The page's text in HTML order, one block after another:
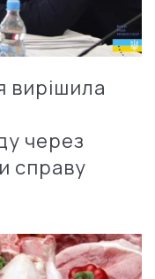
вирішила
через
справу